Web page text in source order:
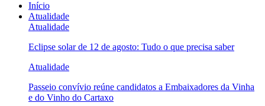
Início
Atualidade
Atualidade
Eclipse solar de 12 de agosto: Tudo o que precisa saber
Atualidade
Passeio convívio reúne candidatos a Embaixadores da Vinha
e do Vinho do Cartaxo